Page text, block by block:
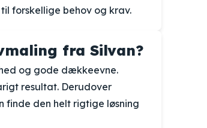
forskellige behov og krav.
fra Silvan?
og gode dækkeevne.
resultat. Derudover
finde den helt rigtige løsning